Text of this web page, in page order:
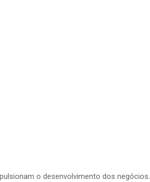
o desenvolvimento dos negócios.